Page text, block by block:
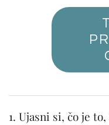
1. Ujasni si, čo je